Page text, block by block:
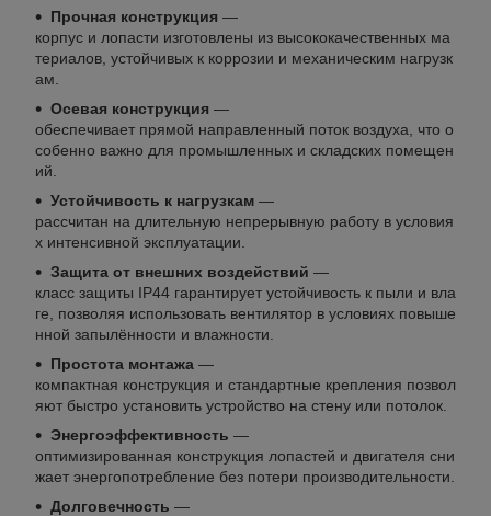
Прочная конструкция —
корпус и лопасти изготовлены из высококачественных ма
териалов, устойчивых к коррозии и механическим нагрузк
ам.
Осевая конструкция —
обеспечивает прямой направленный поток воздуха, что о
собенно важно для промышленных и складских помещен
ий.
Устойчивость к нагрузкам —
рассчитан на длительную непрерывную работу в условия
х интенсивной эксплуатации.
Защита от внешних воздействий —
класс защиты IP44 гарантирует устойчивость к пыли и вла
ге, позволяя использовать вентилятор в условиях повыше
нной запылённости и влажности.
Простота монтажа —
компактная конструкция и стандартные крепления позвол
яют быстро установить устройство на стену или потолок.
Энергоэффективность —
оптимизированная конструкция лопастей и двигателя сни
жает энергопотребление без потери производительности.
Долговечность —